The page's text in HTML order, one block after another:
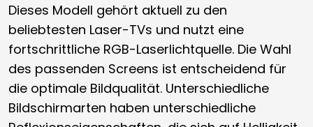
Dieses Modell gehört aktuell zu den
beliebtesten Laser-TVs und nutzt eine
fortschrittliche RGB-Laserlichtquelle. Die Wahl
des passenden Screens ist entscheidend für
die optimale Bildqualität. Unterschiedliche
Bildschirmarten haben unterschiedliche